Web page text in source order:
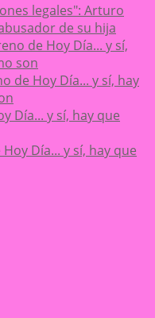
legales": Arturo
de su hija
de Hoy Día... y sí,
son
de Hoy Día... y sí, hay
Día... y sí, hay que
Día... y sí, hay que